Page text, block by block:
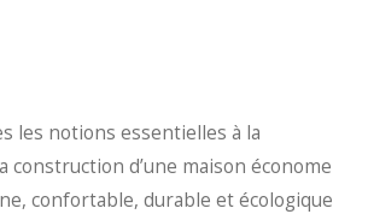
les notions essentielles à la
construction d’une maison économe
confortable, durable et écologique